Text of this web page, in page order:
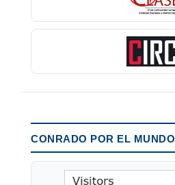
CONRADO POR EL MUNDO